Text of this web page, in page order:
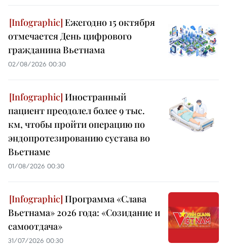
Ежегодно 15 октября
отмечается День цифрового
гражданина Вьетнама
02/08/2026 00:30
Иностранный
пациент преодолел более 9 тыс.
км, чтобы пройти операцию по
эндопротезированию сустава во
Вьетнаме
01/08/2026 00:30
Программа «Слава
Вьетнама» 2026 года: «Созидание и
самоотдача»
31/07/2026 00:30